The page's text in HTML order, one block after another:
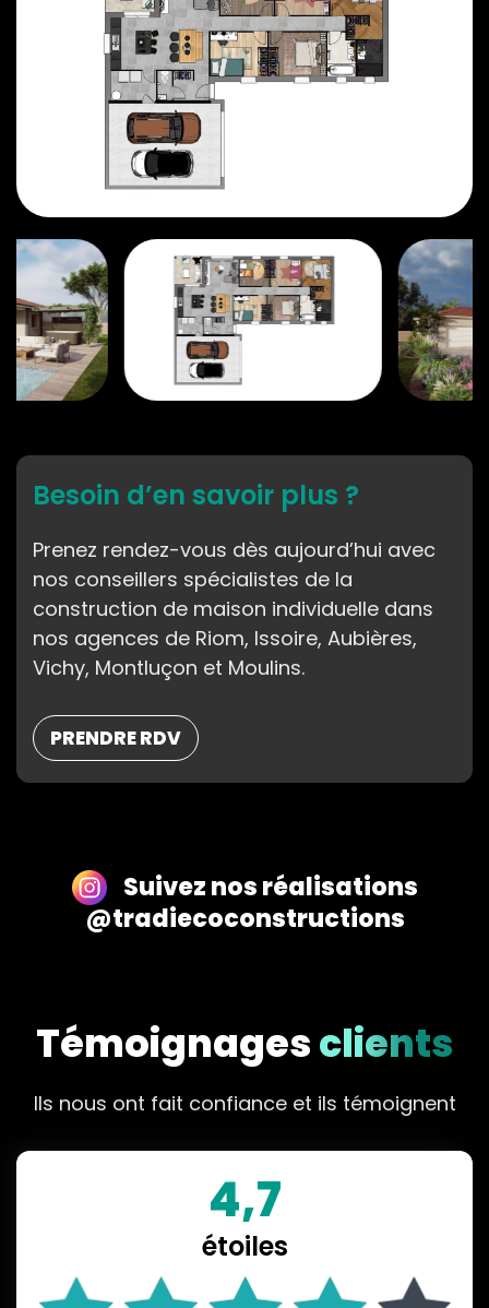
Besoin d’en savoir plus ?
Prenez rendez-vous dès aujourd’hui avec
nos conseillers spécialistes de la
construction de maison individuelle dans
nos agences de Riom, Issoire, Aubières,
Vichy, Montluçon et Moulins.
PRENDRE RDV
Suivez nos réalisations
@tradiecoconstructions
Témoignagesclients
Ils nous ont fait confiance et ils témoignent
4,7
étoiles